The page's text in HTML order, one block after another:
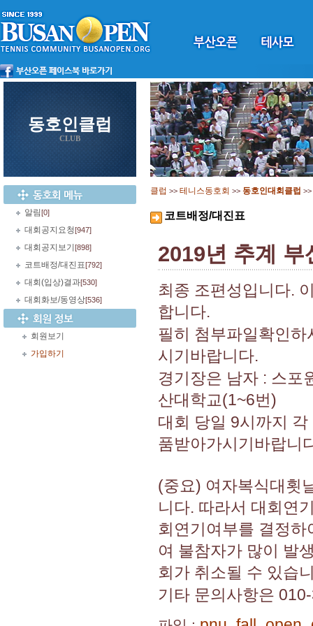
동호인클럽
CLUB
알림[0]
대회공지요청[947]
대회공지보기 [898]
코트배정/대진표[792]
대회(입상)결과[530]
대회화보/동영상[536]
회원보기
가입하기
클럽 >> 테니스동호회 >> 동호인대회클럽 >>
코트배정/대진표
2019년 추계
최종 조편성입니다.
합니다.
필히 첨부파일확인
시기바랍니다.
경기장은 남자 : 스포
산대학교(1~6번)
대회 당일 9시까지
품받아가시기바랍니
(중요) 여자복식대횟
니다. 따라서 대회연
회연기여부를 결정
여 불참자가 많이 발
회가 취소될 수 있습
기타 문의사항은